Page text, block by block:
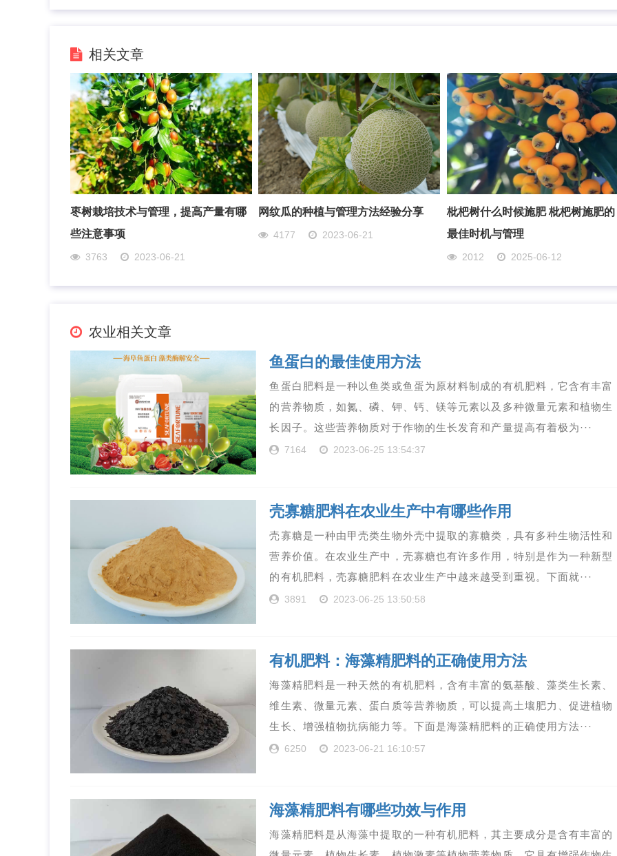
相关文章
枣树栽培技术与管理，提高产量有哪
些注意事项
3763 2023-06-21
网纹瓜的种植与管理方法经验分享
4177 2023-06-21
枇杷树什么时候施肥 枇杷树施肥的
最佳时机与管理
2012 2025-06-12
农业相关文章
鱼蛋白的最佳使用方法
鱼蛋白肥料是一种以鱼类或鱼蛋为原材料制成的有机肥料，它含有丰富
的营养物质，如氮、磷、钾、钙、镁等元素以及多种微量元素和植物生
长因子。这些营养物质对于作物的生长发育和产量提高有着极为···
7164 2023-06-25 13:54:37
壳寡糖肥料在农业生产中有哪些作用
壳寡糖是一种由甲壳类生物外壳中提取的寡糖类，具有多种生物活性和
营养价值。在农业生产中，壳寡糖也有许多作用，特别是作为一种新型
的有机肥料，壳寡糖肥料在农业生产中越来越受到重视。下面就···
3891 2023-06-25 13:50:58
有机肥料：海藻精肥料的正确使用方法
海藻精肥料是一种天然的有机肥料，含有丰富的氨基酸、藻类生长素、
维生素、微量元素、蛋白质等营养物质，可以提高土壤肥力、促进植物
生长、增强植物抗病能力等。下面是海藻精肥料的正确使用方法···
6250 2023-06-21 16:10:57
海藻精肥料有哪些功效与作用
海藻精肥料是从海藻中提取的一种有机肥料，其主要成分是含有丰富的